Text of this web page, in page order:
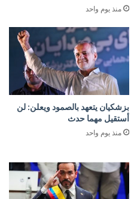
منذ يوم واحد
بزشكيان يتعهد بالصمود ويعلن: لن
أستقيل مهما حدث
منذ يوم واحد